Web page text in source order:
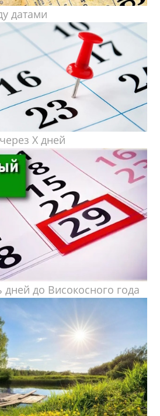
датами
X дней
дней до Високосного года